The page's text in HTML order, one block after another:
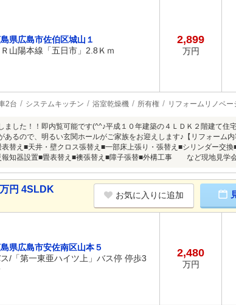
県広島市佐伯区城山１
Ｒ山陽本線「五日市」2.8Ｋｍ
2,899
万円
2台 システムキッチン 浴室乾燥機 所有権 リフォームリノベー
ました！！即内覧可能です(^^♪平成１０年建築の４ＬＤＫ２階建て住
あるので、明るい玄関ホールがご家族をお迎えします♪【リフォーム
表替え■天井・壁クロス張替え■一部床上張り・張替え■シリンダー交
報知器設置■畳表替え■襖張替え■障子張替■外構工事 など現地見学
円 4SLDK
お気に入りに追加
県広島市安佐南区山本５
/「第一東亜ハイツ上」バス停 停歩3
2,480
万円